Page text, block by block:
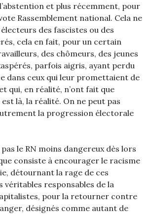
et plus récemment, pour
Rassemblement national. Cela ne
des fascistes ou des
cela en fait, pour un certain
des chômeurs, des jeunes
parfois aigris, ayant perdu
dans ceux qui leur promettaient de
qui, en réalité, n’ont fait que
est là, la réalité. On ne peut pas
la progression électorale
le RN moins dangereux dès lors
consiste à encourager le racisme
détournant la rage de ces
véritables responsables de la
pour la retourner contre
désignés comme autant de